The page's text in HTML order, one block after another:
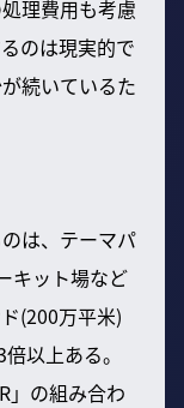
理費用も考慮
のは現実的で
続いているた
は、テーマパ
キット場など
(200万平米)
以上ある。
」の組み合わ